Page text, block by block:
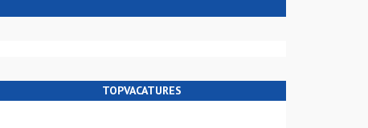
TOPVACATURES